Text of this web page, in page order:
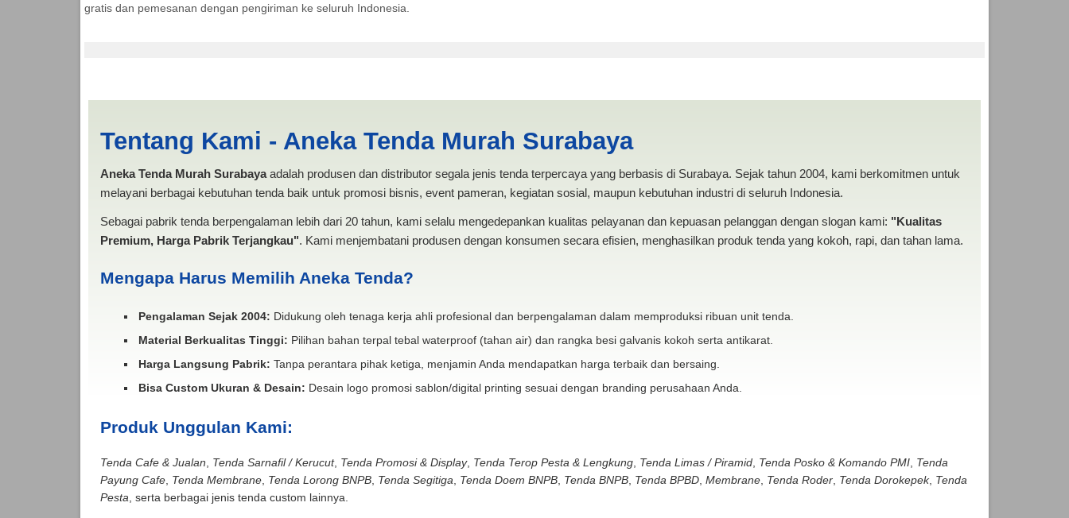
gratis dan pemesanan dengan pengiriman ke seluruh Indonesia.
Tentang Kami - Aneka Tenda Murah Surabaya
Aneka Tenda Murah Surabayaadalah produsen dan distributor segala jenis tenda terpercaya yang berbasis di Surabaya. Sejak tahun 2004, kami berkomitmen untuk
melayani berbagai kebutuhan tenda baik untuk promosi bisnis, event pameran, kegiatan sosial, maupun kebutuhan industri di seluruh Indonesia.
Sebagai pabrik tenda berpengalaman lebih dari 20 tahun, kami selalu mengedepankan kualitas pelayanan dan kepuasan pelanggan dengan slogan kami: "Kualitas
Premium, Harga Pabrik Terjangkau". Kami menjembatani produsen dengan konsumen secara efisien, menghasilkan produk tenda yang kokoh, rapi, dan tahan lama.
Mengapa Harus Memilih Aneka Tenda?
Pengalaman Sejak 2004: Didukung oleh tenaga kerja ahli profesional dan berpengalaman dalam memproduksi ribuan unit tenda.
Material Berkualitas Tinggi: Pilihan bahan terpal tebal waterproof (tahan air) dan rangka besi galvanis kokoh serta antikarat.
Harga Langsung Pabrik: Tanpa perantara pihak ketiga, menjamin Anda mendapatkan harga terbaik dan bersaing.
Bisa Custom Ukuran & Desain: Desain logo promosi sablon/digital printing sesuai dengan branding perusahaan Anda.
Produk Unggulan Kami:
Tenda Cafe & Jualan Tenda Sarnafil / Kerucut, Tenda Promosi & Display, Tenda Terop Pesta & Lengkung, Tenda Limas / Piramid, Tenda Posko & Komando PMI, Tenda
Payung Cafe, Tenda Membrane, Tenda Lorong BNPB, Tenda Segitiga Tenda Doem BNPB, Tenda BNPB, Tenda BPBD, Membrane, Tenda Roder, Tenda Dorokepek, Tenda
Pesta , serta berbagai jenis tenda custom lainnya.